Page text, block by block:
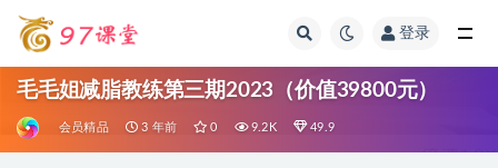
登录
毛毛姐减脂教练第三期2023（价值39800元）
会员精品 3 年前 0 9.2K 49.9